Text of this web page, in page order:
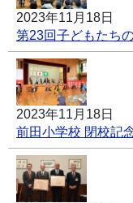
2023年11月18日
第23回子どもたち
2023年11月18日
前田小学校 閉校記